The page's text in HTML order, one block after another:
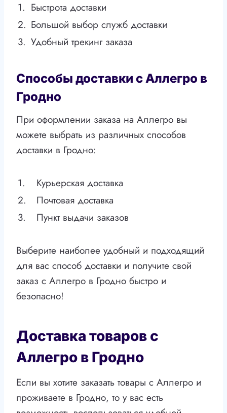
1. Быстрота доставки
2. Большой выбор служб доставки
3. Удобный трекинг заказа
Способы доставки с Аллегро в
Гродно
При оформлении заказа на Аллегро вы
можете выбрать из различных способов
доставки в Гродно:
1.
Курьерская доставка
2.
Почтовая доставка
3.
Пункт выдачи заказов
Выберите наиболее удобный и подходящий
для вас способ доставки и получите свой
заказ с Аллегро в Гродно быстро и
безопасно!
Доставка товаров с
Аллегро в Гродно
Если вы хотите заказать товары с Аллегро и
проживаете в Гродно, то у вас есть